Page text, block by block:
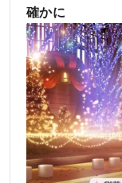
確かに